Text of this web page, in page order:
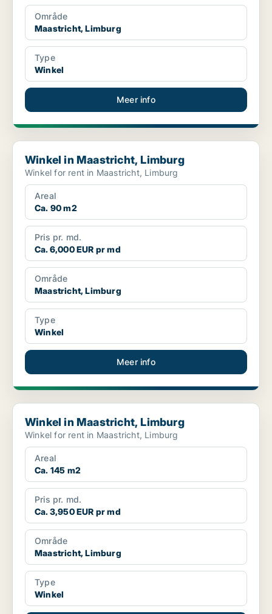
Område
Maastricht, Limburg
Type
Winkel
Meer info
Winkel in Maastricht, Limburg
Winkel in Maastricht, Limburg
Winkel for rent in Maastricht, Limburg
Areal
Ca. 90 m2
Pris pr. md.
Ca. 6,000 EUR pr md
Område
Maastricht, Limburg
Type
Winkel
Meer info
Winkel in Maastricht, Limburg
Winkel in Maastricht, Limburg
Winkel for rent in Maastricht, Limburg
Areal
Ca. 145 m2
Pris pr. md.
Ca. 3,950 EUR pr md
Område
Maastricht, Limburg
Type
Winkel